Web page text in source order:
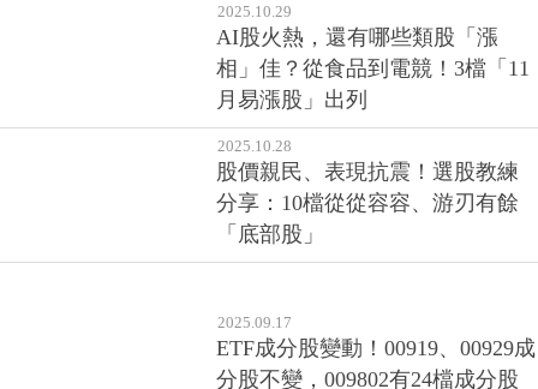
受惠股是「它們」？
2025.10.29
相」佳？從食品到電競！3檔「11
月易漲股」出列
2025.10.28
「底部股」